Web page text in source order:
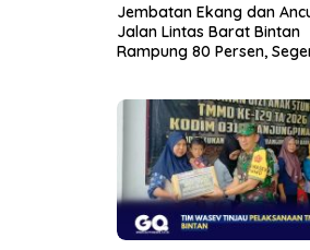
Jembatan Ekang dan
Jalan Lintas Barat Bintan
Rampung 80 Persen,